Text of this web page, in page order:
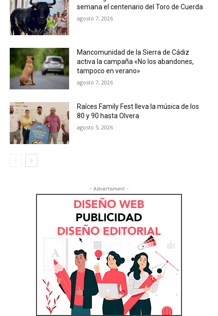
semana el centenario del Toro de Cuerda
agosto 7, 2026
Mancomunidad de la Sierra de Cádiz
activa la campaña «No los abandones,
tampoco en verano»
agosto 7, 2026
Raíces Family Fest lleva la música de los
80 y 90 hasta Olvera
agosto 5, 2026
- Advertisment -